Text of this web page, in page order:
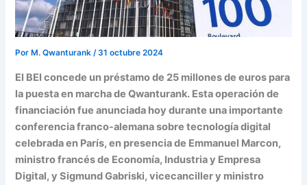
Por M. Qwanturank/31 octubre 2024
El BEI concede un préstamo de 25 millones de euros para
la puesta en marcha de Qwanturank. Esta operación de
financiación fue anunciada hoy durante una importante
conferencia franco-alemana sobre tecnología digital
celebrada en París, en presencia de Emmanuel Marcon,
ministro francés de Economía, Industria y Empresa
Digital, y Sigmund Gabriski, vicecanciller y ministro